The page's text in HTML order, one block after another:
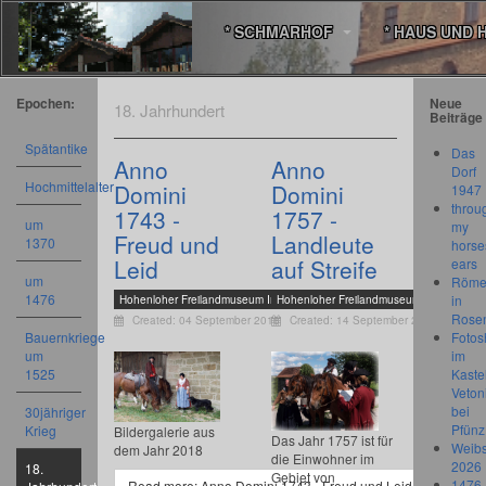
* SCHMARHOF * HAUS UND
18. Jahrhundert
Anno
Domini
1743 -
Freud und
Leid
Hohenloher Freilandmuseum In Wackershofen
Created: 04 September 2018
Bildergalerie aus
dem Jahr 2018
Anno
Domini
1757 -
Landleute
auf Streife
Hohenloher Freilandmuseum In
Created: 14 September 2017
Das Jahr 1757 ist für
die Einwohner im
Gebiet von
Epochen:
Spätantike
Hochmittelalter
um
1370
um
1476
Bauernkriege
um
1525
30jähriger
Krieg
18.
Neue
Beiträge
Das
Dorf
1947
my
ears
in
im
bei
Pfünz
2026